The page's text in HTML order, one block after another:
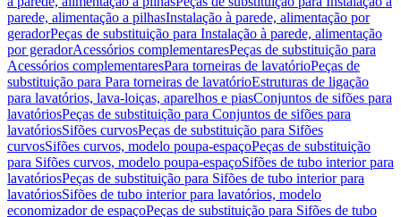
parede, alimentação a pilhasInstalação à parede, alimentação por
geradorPeças de substituição para Instalação à parede, alimentação
por geradorAcessórios complementaresPeças de substituição para
Acessórios complementaresPara torneiras de lavatórioPeças de
substituição para Para torneiras de lavatórioEstruturas de ligação
para lavatórios, lava-loiças, aparelhos e piasConjuntos de sifões para
lavatóriosPeças de substituição para Conjuntos de sifões para
lavatóriosSifões curvosPeças de substituição para Sifões
curvosSifões curvos, modelo poupa-espaçoPeças de substituição
para Sifões curvos, modelo poupa-espaçoSifões de tubo interior para
lavatóriosPeças de substituição para Sifões de tubo interior para
lavatóriosSifões de tubo interior para lavatórios, modelo
economizador de espaçoPeças de substituição para Sifões de tubo